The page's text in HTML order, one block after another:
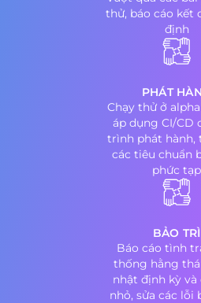
thử, báo cáo kết
định
PHÁT
Chạy thử ở
áp dụng CI/CD
trình phát hành,
các tiêu chuẩn
phức tạp
BẢO TRÌ
Báo cáo tình
thống hằng
nhật định kỳ và
nhỏ, sửa các lỗi